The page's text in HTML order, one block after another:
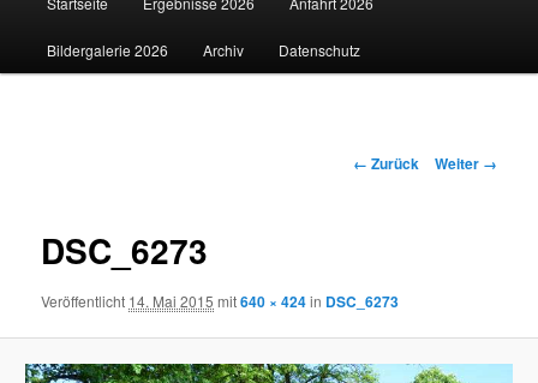
Zum
Inhalt
Bildergalerie 2026 Archiv Datenschutz
Bilder-
← Zurück Weiter →
DSC_6273
Veröffentlicht 14. Mai 2015 mit640 × 424in DSC_6273